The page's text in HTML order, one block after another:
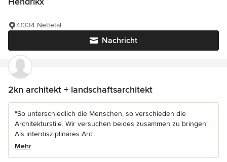
Nachricht
41334 Nettetal
2kn architekt + landschaftsarchitekt
"So unterschiedlich die Menschen, so verschieden die
Architekturstile. Wir versuchen beides zusammen zu bringen".
Als interdisziplinäres Arc...
Mehr